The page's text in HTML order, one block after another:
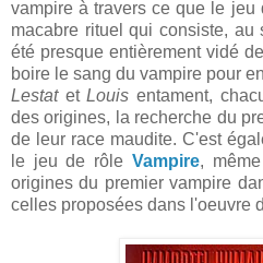
vampire à travers ce que le jeu
macabre rituel qui consiste,
été presque entièrement vidé
boire le sang du vampire pour
Lestat etLouisentament,
des origines, la recherche du
de leur race maudite. C'est
le jeu de rôle Vampire,
origines du premier vampire
celles proposées dans l'oeuvre